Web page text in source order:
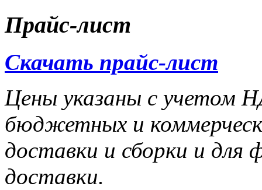
Прайс-лист
Скачать прайс-лист
Цены указаны с учетом
бюджетных и
доставки и сборки и для
доставки.